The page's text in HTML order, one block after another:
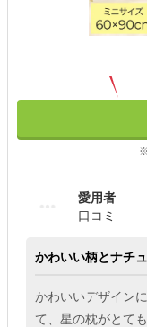
※
愛用者
口コミ
かわいい柄とナチ
かわいいデザイン
て、星の枕がとて